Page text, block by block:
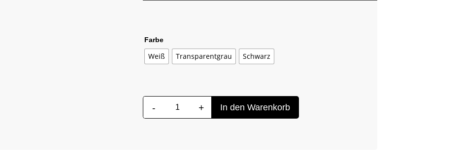
Farbe
Weiß Transparentgrau Schwarz
- + In den Warenkorb